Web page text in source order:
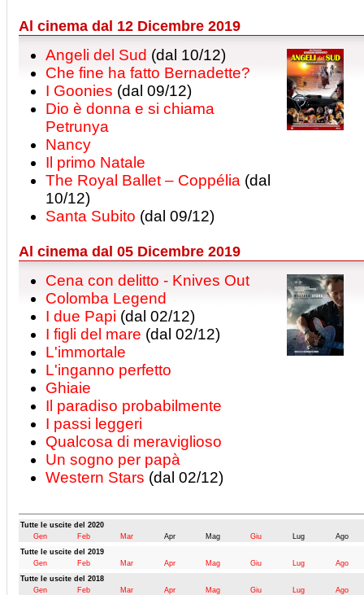
Al cinema dal 12 Dicembre 2019
Angeli del Sud (dal 10/12)
Che fine ha fatto Bernadette?
I Goonies (dal 09/12)
Dio è donna e si chiama
Petrunya
Nancy
Il primo Natale
The Royal Ballet – Coppélia (dal
10/12)
Santa Subito (dal 09/12)
Al cinema dal 05 Dicembre 2019
Cena con delitto - Knives Out
Colomba Legend
I due Papi (dal 02/12)
I figli del mare (dal 02/12)
L'immortale
L'inganno perfetto
Ghiaie
Il paradiso probabilmente
I passi leggeri
Qualcosa di meraviglioso
Un sogno per papà
Western Stars (dal 02/12)
Tutte le uscite del 2020
Gen
Feb Mar Apr Mag Giu Lug
Ago
Tutte le uscite del 2019
Gen
Feb Mar Apr Mag Giu Lug
Ago
Tutte le uscite del 2018
Gen
Feb Mar Apr Mag Giu Lug
Ago